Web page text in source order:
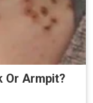
Or Armpit?